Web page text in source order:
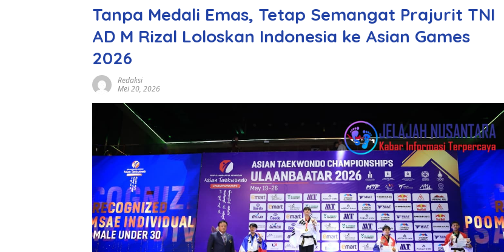
Tanpa Medali Emas, Tetap Semangat Prajurit TNI
AD M Rizal Loloskan Indonesia ke Asian Games
2026
Redaksi
Mei 20, 2026